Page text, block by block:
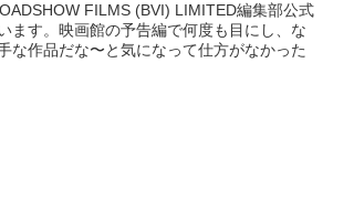
FILMS (BVI) LIMITED編集部公式
ます。映画館の予告編で何度も目にし、な
な作品だな〜と気になって仕方がなかった